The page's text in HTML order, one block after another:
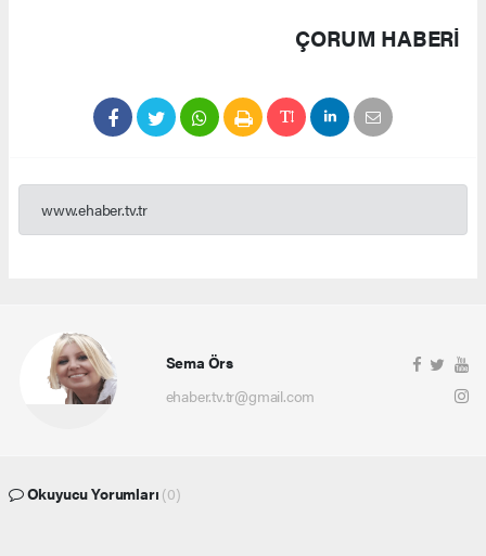
ÇORUM HABERİ
www.ehaber.tv.tr
Sema Örs
ehaber.tv.tr@gmail.com
Okuyucu Yorumları (0)